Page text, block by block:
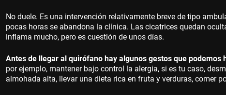
No duele. Es una intervención relativamente breve de tipo
pocas horas se abandona la clínica. Las cicatrices quedan
inflama mucho, pero es cuestión de unos días.
Antes de llegar al quirófano hay algunos gestos que podemos
por ejemplo, mantener bajo control la alergia, si es tu caso,
almohada alta, llevar una dieta rica en fruta y verduras, comer